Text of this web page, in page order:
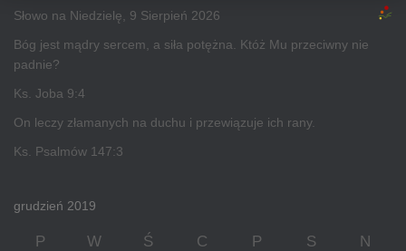
Słowo na Niedzielę, 9 Sierpień 2026
Bóg jest mądry sercem, a siła potężna. Któż Mu przeciwny nie
padnie?
Ks. Joba 9:4
On leczy złamanych na duchu i przewiązuje ich rany.
Ks. Psalmów 147:3
grudzień 2019
P W Ś C P S N